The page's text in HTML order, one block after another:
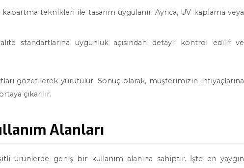
teknikleri ile tasarım uygulanır. Ayrıca, UV kaplama veya
standartlarına uygunluk açısından detaylı kontrol edilir ve
gözetilerek yürütülür. Sonuç olarak, müşterimizin ihtiyaçlarına
çıkarılır.
Alanları
ürünlerde geniş bir kullanım alanına sahiptir. İşte en yaygın